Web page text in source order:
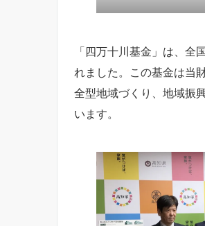
「四万十川基金」は、
れました。この基金は当
全型地域づくり、地域振
います。